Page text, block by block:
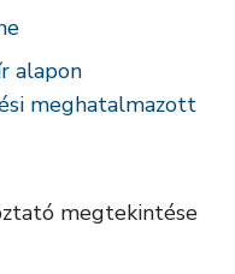
alapon
meghatalmazott
megtekintése